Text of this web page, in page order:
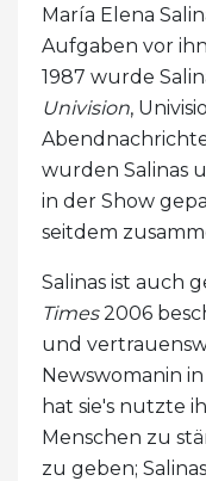
María Elena
Aufgaben vor
1987 wurde
Univision,
wurden Salinas
in der Show
seitdem
Salinas ist auch
Times2006
und
Newswomanin
hat sie's nutzte
Menschen zu
zu geben;